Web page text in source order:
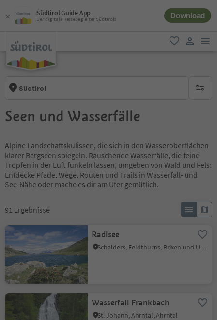
Südtirol Guide App
Der digitale Reisebegleiter Südtirols Download
favorit
Südtirol keine
Seen und Wasserfälle
Alpine Landschaftskulissen, die sich in den Wasseroberflächen
klarer Bergseen spiegeln. Rauschende Wasserfälle, die feine
Tropfen in der Luft funkeln lassen, umgeben von Wald und Fels:
Entdecke Pfade, Wege, Routen und Trails in Wasserfall- und
See-Nähe oder mache es dir am Ufer gemütlich.
91 Ergebnisse
Radlsee
Schalders, Feldthurns, Brixen und Umgebung
Wasserfall Frankbach
St. Johann, Ahrntal, Ahrntal